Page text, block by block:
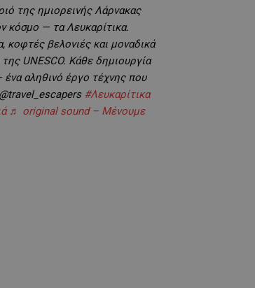
της ημιορεινής Λάρνακας
κόσμο — τα Λευκαρίτικα.
βελονιές και μοναδικά
UNESCO. Κάθε δημιουργία
αληθινό έργο τέχνης που
@travel_escapers #Λευκαρίτικα
♬ original sound – Μένουμε